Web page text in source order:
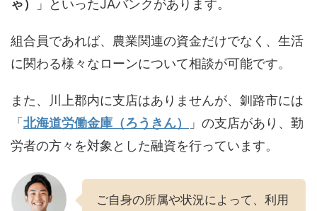
ゃ）
」といったJAバンクがあります。
組合員であれば、農業関連の資金だけでなく、生活
に関わる様々なローンについて相談が可能です。
また、川上郡内に支店はありませんが、釧路市には
「 北海道労働金庫（ろうきん）
」の支店があり、勤
労者の方々を対象とした融資を行っています。
ご自身の所属や状況によって、利用